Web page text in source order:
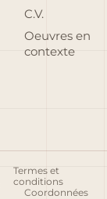
C.V.
Oeuvres en
contexte
Termes et
conditions
Coordonnées